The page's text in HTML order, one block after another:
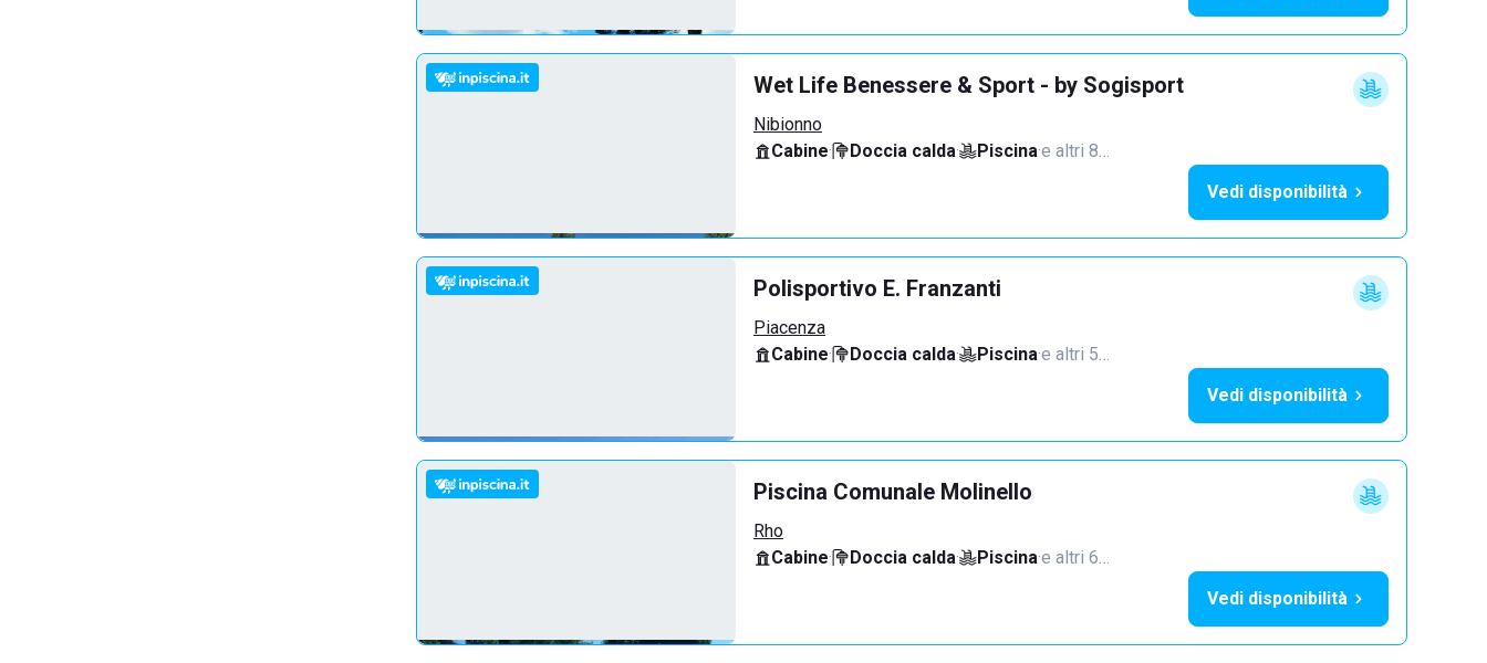
Wet Life Benessere & Sport - by Sogisport
Nibionno
Cabine· Doccia calda· Piscina·e altri 8…
Vedi disponibilità
Polisportivo E. Franzanti
Piacenza
Cabine· Doccia calda· Piscina·e altri 5…
Vedi disponibilità
Piscina Comunale Molinello
Rho
Cabine· Doccia calda· Piscina·e altri 6…
Vedi disponibilità